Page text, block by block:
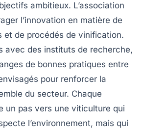
ambitieux. L’association
l’innovation en matière de
et de procédés de vinification.
avec des instituts de recherche,
de bonnes pratiques entre
pour renforcer la
du secteur. Chaque
un pas vers une viticulture qui
l’environnement, mais qui